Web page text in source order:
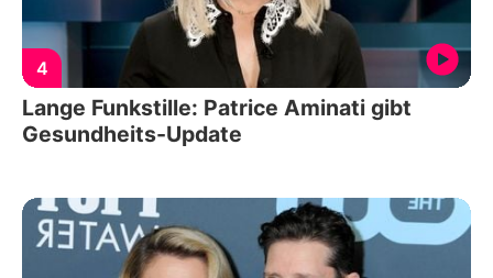
4
Lange Funkstille: Patrice Aminati gibt
Gesundheits-Update